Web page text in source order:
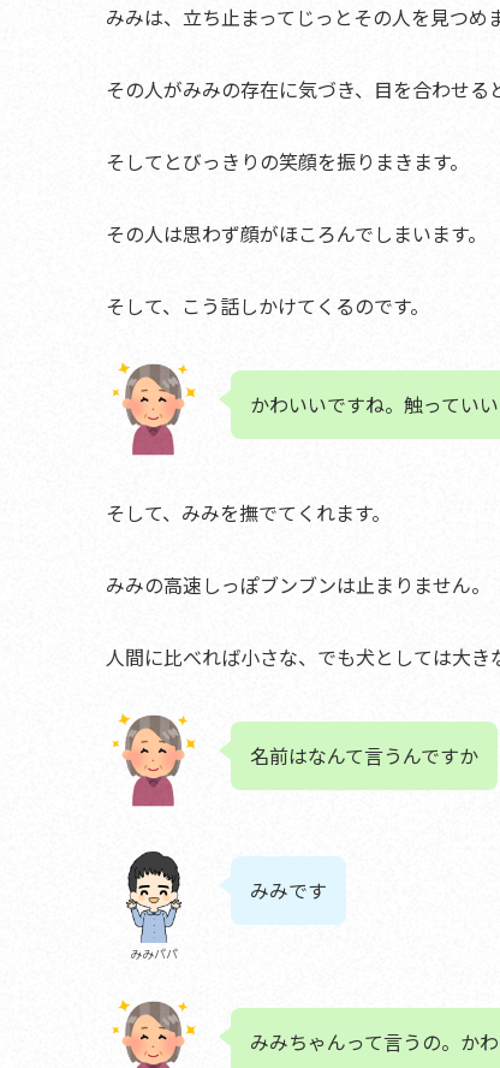
みみは、立ち止まってじっとその人を見つめま
その人がみみの存在に気づき、目を合わせる
そして とびっきりの笑顔を振りまきます。
その人は思わず顔がほころんでしまいます。
そして、こう話しかけてくるのです。
かわいいですね。触っていい
そして、みみを撫でてくれます。
みみの高速しっぽブンブンは止まりません。
人間に比べれば小さな、でも犬としては大
名前はなんて言うんですか
みみパパ
みみです
みみちゃんって言うの。か